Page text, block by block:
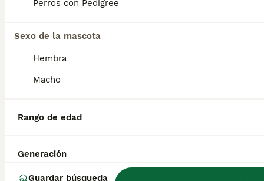
Perros con Pedigree
Sexo de la mascota
Hembra
Macho
Rango de edad
Generación
Guardar búsqueda
¿Cómo es el carácter de
English Springer Spaniel?
English Springer Spaniel?